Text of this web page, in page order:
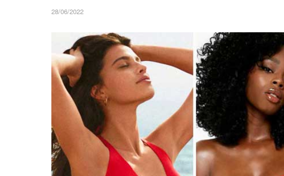
28/06/2022